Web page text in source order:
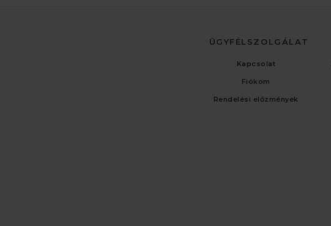
ÜGYFÉLSZOLGÁLAT
Kapcsolat
Fiókom
Rendelési előzmények